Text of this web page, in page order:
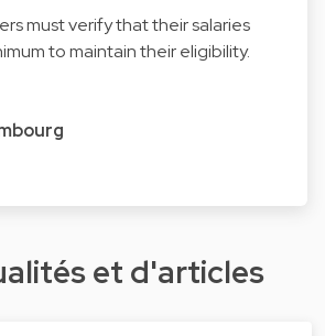
must verify that their salaries
to maintain their eligibility.
et d'articles